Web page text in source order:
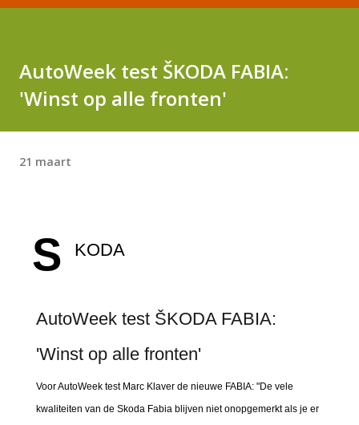
AutoWeek test ŠKODA FABIA:
'Winst op alle fronten'
21 maart
S KODA
AutoWeek test ŠKODA FABIA:
'Winst op alle fronten'
Voor AutoWeek test Marc Klaver de nieuwe FABIA: "De vele
kwaliteiten van de Skoda Fabia blijven niet onopgemerkt als je er